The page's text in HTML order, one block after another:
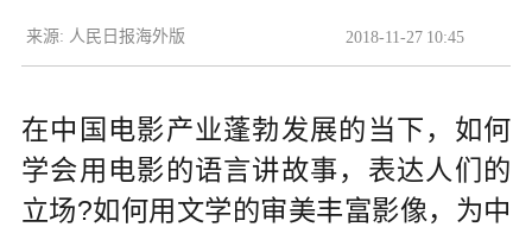
2018-11-27 10:45
来源: 人民日报海外版
在中国电影产业蓬勃发展的当下，如何
学会用电影的语言讲故事，表达人们的
立场?如何用文学的审美丰富影像，为中